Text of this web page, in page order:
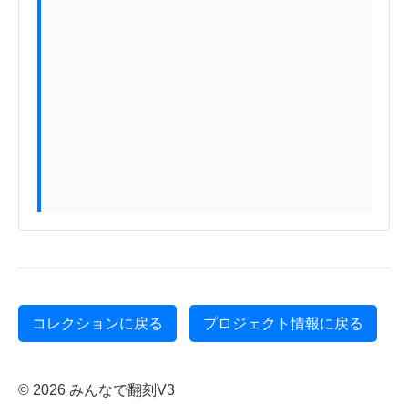
コレクションに戻る プロジェクト情報に戻る
© 2026 みんなで翻刻V3